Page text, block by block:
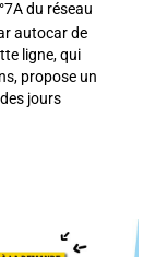
du réseau
autocar de
ligne, qui
propose un
jours